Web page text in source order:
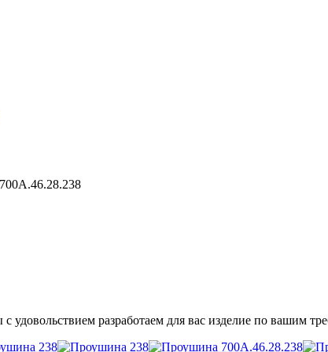
удовольствием разработаем для вас изделие по вашим